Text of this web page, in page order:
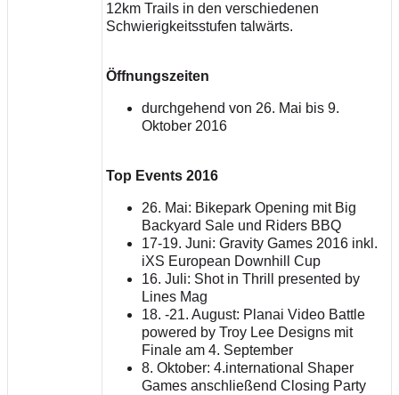
12km Trails in den verschiedenen
Schwierigkeitsstufen talwärts.
Öffnungszeiten
durchgehend von 26. Mai bis 9.
Oktober 2016
Top Events 2016
26. Mai: Bikepark Opening mit Big
Backyard Sale und Riders BBQ
17-19. Juni: Gravity Games 2016 inkl.
iXS European Downhill Cup
16. Juli: Shot in Thrill presented by
Lines Mag
18. -21. August: Planai Video Battle
powered by Troy Lee Designs mit
Finale am 4. September
8. Oktober: 4.international Shaper
Games anschließend Closing Party